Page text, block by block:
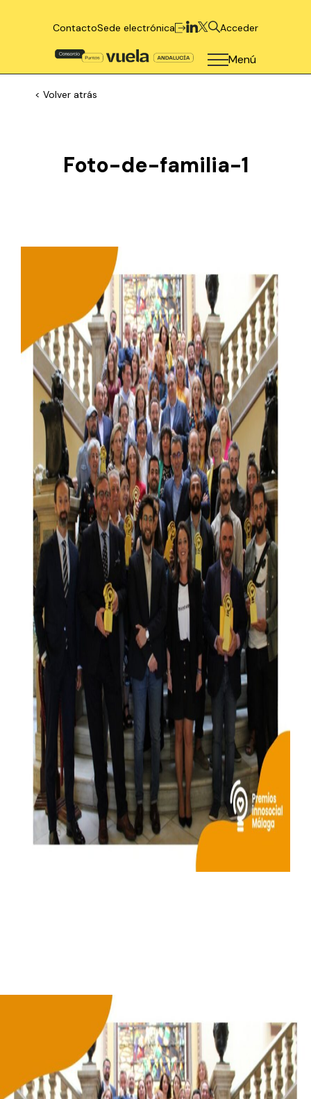
ContactoSede electrónica Acceder
Menú
< Volver atrás
Foto-de-familia-1